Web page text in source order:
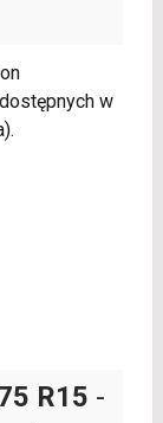
w
R15 -